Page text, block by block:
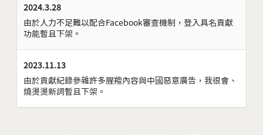
2024.3.28
由於人力不足難以配合Facebook審查機制，登入具名貢獻
功能暫且下架。
2023.11.13
由於貢獻紀錄參雜許多腥羶內容與中國惡意廣告，我很會、
燒燙燙新詞暫且下架。